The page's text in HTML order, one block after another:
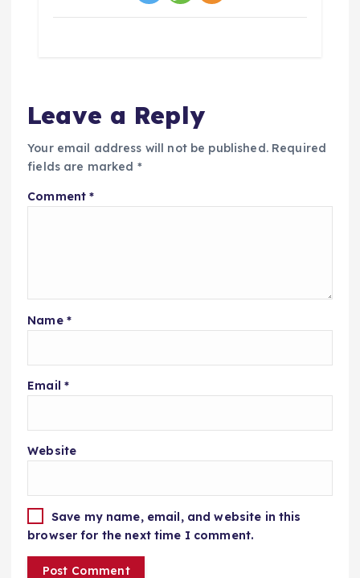
Leave a Reply
Your email address will not be published. Required
fields are marked *
Comment*
Name *
Email *
Website
Save my name, email, and website in this
browser for the next time I comment.